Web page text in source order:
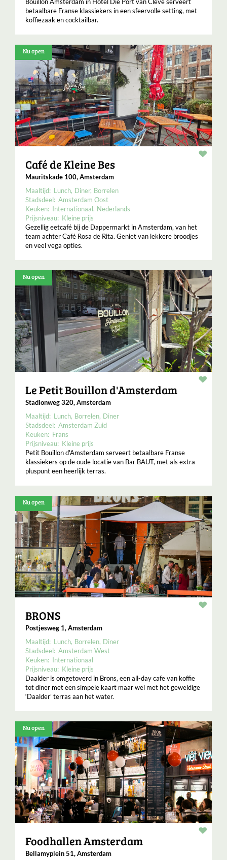
betaalbare Franse klassiekers in een sfeervolle setting, met
koffiezaak en cocktailbar.
Nu open
Café de Kleine Bes
Mauritskade 100, Amsterdam
Maaltijd: Lunch Diner Borrelen
Stadsdeel: Amsterdam Oost
Keuken: Internationaal Nederlands
Prijsniveau: Kleine prijs
Gezellig eetcafé bij de Dappermarkt in Amsterdam, van het
team achter Café Rosa de Rita. Geniet van lekkere broodjes
en veel vega opties.
Nu open
Le Petit Bouillon d'Amsterdam
Stadionweg 320, Amsterdam
Maaltijd: Lunch Borrelen Diner
Stadsdeel: Amsterdam Zuid
Keuken: Frans
Prijsniveau: Kleine prijs
Petit Bouillon d'Amsterdam serveert betaalbare Franse
klassiekers op de oude locatie van Bar BAUT, met als extra
pluspunt een heerlijk terras.
Nu open
BRONS
Postjesweg 1, Amsterdam
Maaltijd: Lunch Borrelen Diner
Stadsdeel: Amsterdam West
Keuken: Internationaal
Prijsniveau: Kleine prijs
Daalder is omgetoverd in Brons, een all-day cafe van koffie
tot diner met een simpele kaart maar wel met het geweldige
‘Daalder’ terras aan het water.
Nu open
Foodhallen Amsterdam
Bellamyplein 51, Amsterdam